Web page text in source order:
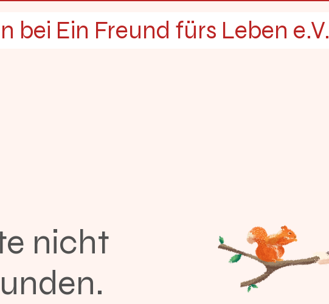
bei Ein Freund fürs Leben e.V.
nicht